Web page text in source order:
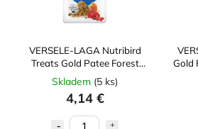
VERSELE-LAGA Nutribird
Treats Gold Patee Forest
Fusion 250g
Skladem (5 ks)
4,14 €
Gold